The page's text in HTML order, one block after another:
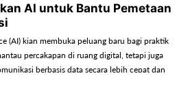
AI untuk Bantu Pemetaan
(AI) kian membuka peluang baru bagi praktik
percakapan di ruang digital, tetapi juga
berbasis data secara lebih cepat dan